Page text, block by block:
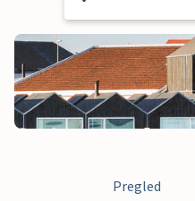
Pregled